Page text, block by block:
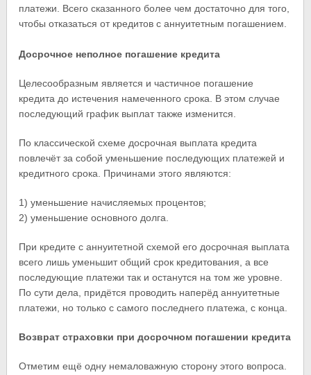
платежи. Всего сказанного более чем достаточно для того,
чтобы отказаться от кредитов с аннуитетным погашением.
Досрочное неполное погашение кредита
Целесообразным является и частичное погашение
кредита до истечения намеченного срока. В этом случае
последующий график выплат также изменится.
По классической схеме досрочная выплата кредита
повлечёт за собой уменьшение последующих платежей и
кредитного срока. Причинами этого являются:
1) уменьшение начисляемых процентов;
2) уменьшение основного долга.
При кредите с аннуитетной схемой его досрочная выплата
всего лишь уменьшит общий срок кредитования, а все
последующие платежи так и останутся на том же уровне.
По сути дела, придётся проводить наперёд аннуитетные
платежи, но только с самого последнего платежа, с конца.
Возврат страховки при досрочном погашении кредита
Отметим ещё одну немаловажную сторону этого вопроса.